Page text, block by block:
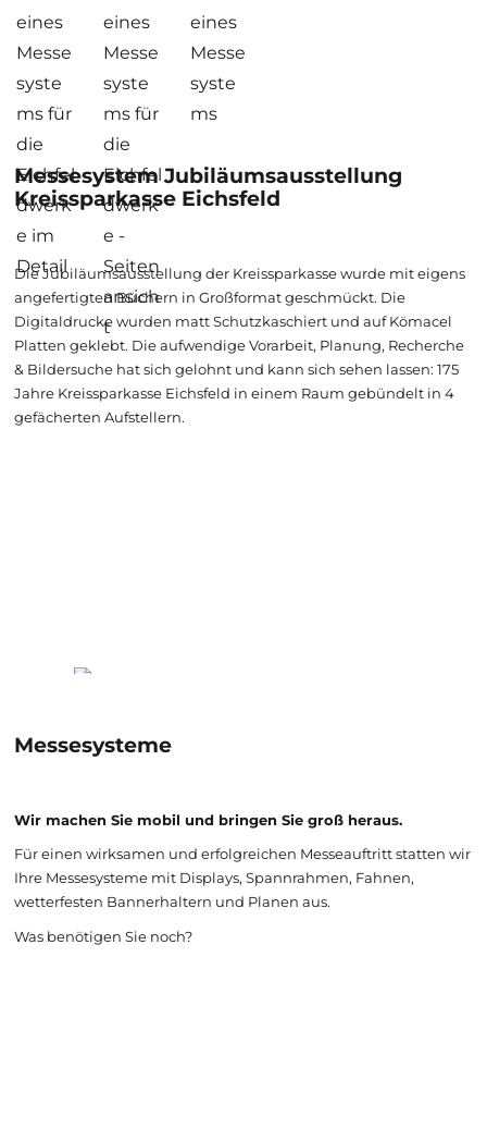
Messesystem Jubiläumsausstellung
Kreissparkasse Eichsfeld
Die Jubiläumsausstellung der Kreissparkasse wurde mit eigens
angefertigten Büchern in Großformat geschmückt. Die
Digitaldrucke wurden matt Schutzkaschiert und auf Kömacel
Platten geklebt. Die aufwendige Vorarbeit, Planung, Recherche
& Bildersuche hat sich gelohnt und kann sich sehen lassen: 175
Jahre Kreissparkasse Eichsfeld in einem Raum gebündelt in 4
gefächerten Aufstellern.
Messesysteme
Wir machen Sie mobil und bringen Sie groß heraus.
Für einen wirksamen und erfolgreichen Messeauftritt statten wir
Ihre Messesysteme mit Displays, Spannrahmen, Fahnen,
wetterfesten Bannerhaltern und Planen aus.
Was benötigen Sie noch?